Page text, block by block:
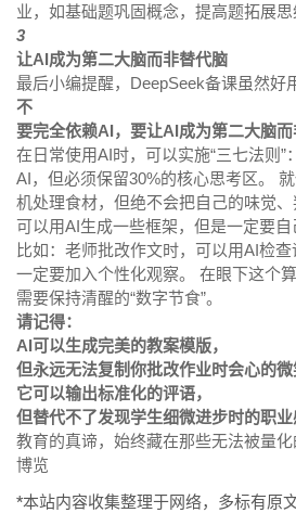
业，如基础题巩固概念，提高题拓展思
3
让AI成为第二大脑而非替代脑
最后小编提醒，DeepSeek备课虽然好
不
要完全依赖AI，要让AI成为第二大脑而
在日常使用AI时，可以实施“三七法则”
AI，但必须保留30%的核心思考区。
机处理食材，但绝不会把自己的味觉
可以用AI生成一些框架，但是一定要自
比如：老师批改作文时，可以用AI检
一定要加入个性化观察。 在眼下这个
需要保持清醒的“数字节食”。
请记得：
AI可以生成完美的教案模版，
但永远无法复制你批改作业时会心的微
它可以输出标准化的评语，
但替代不了发现学生细微进步时的职业
教育的真谛，始终藏在那些无法被量
博览
*本站内容收集整理于网络，多标有原